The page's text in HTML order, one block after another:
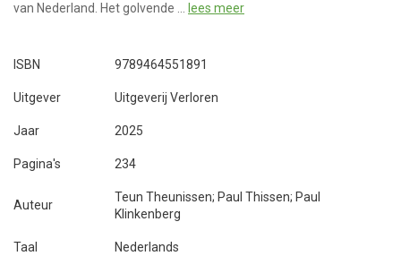
van Nederland. Het golvende … lees meer
ISBN 9789464551891
Uitgever Uitgeverij Verloren
Jaar 2025
Pagina's 234
Auteur
Teun Theunissen; Paul Thissen; Paul
Klinkenberg
Taal Nederlands